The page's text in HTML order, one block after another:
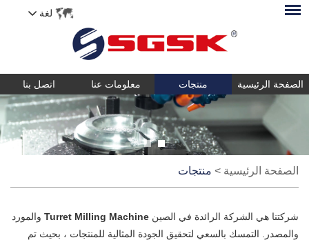
لغة
الصفحة الرئيسية منتجات معلومات عنا اتصل بنا
الصفحة الرئيسية > منتجات
شركتنا هي الشركة الرائدة في الصين Turret Milling Machine والمورد
والمصدر. التمسك بالسعي لتحقيق الجودة المثالية للمنتجات ، بحيث تم